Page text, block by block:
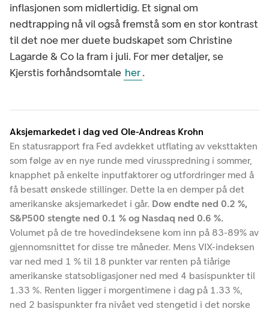
inflasjonen som midlertidig. Et signal om
nedtrapping nå vil også fremstå som en stor kontrast
til det noe mer duete budskapet som Christine
Lagarde & Co la fram i juli. For mer detaljer, se
Kjerstis forhåndsomtale her.
Aksjemarkedet i dag ved Ole-Andreas Krohn
En statusrapport fra Fed avdekket utflating av veksttakten
som følge av en nye runde med virusspredning i sommer,
knapphet på enkelte inputfaktorer og utfordringer med å
få besatt ønskede stillinger. Dette la en demper på det
amerikanske aksjemarkedet i går. Dow endte ned 0.2 %,
S&P500 stengte ned 0.1 % og Nasdaq ned 0.6 %.
Volumet på de tre hovedindeksene kom inn på 83-89% av
gjennomsnittet for disse tre måneder. Mens VIX-indeksen
var ned med 1 % til 18 punkter var renten på tiårige
amerikanske statsobligasjoner ned med 4 basispunkter til
1.33 %. Renten ligger i morgentimene i dag på 1.33 %,
ned 2 basispunkter fra nivået ved stengetid i det norske